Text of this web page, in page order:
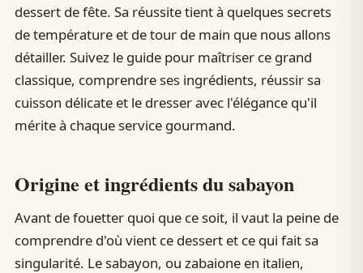
dessert de fête. Sa réussite tient à quelques secrets
de température et de tour de main que nous allons
détailler. Suivez le guide pour maîtriser ce grand
classique, comprendre ses ingrédients, réussir sa
cuisson délicate et le dresser avec l'élégance qu'il
mérite à chaque service gourmand.
Origine et ingrédients du sabayon
Avant de fouetter quoi que ce soit, il vaut la peine de
comprendre d'où vient ce dessert et ce qui fait sa
singularité. Le sabayon, ou zabaione en italien,